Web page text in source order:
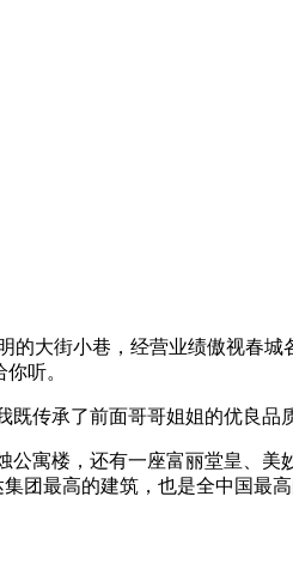
的大街小巷，经营业绩傲视春
听。
既传承了前面哥哥姐姐的优良品
寓楼，还有一座富丽堂皇、美
最高的建筑，也是全中国最